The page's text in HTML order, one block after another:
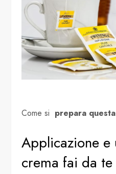
Come si prepara
Applicazione e
crema fai da te